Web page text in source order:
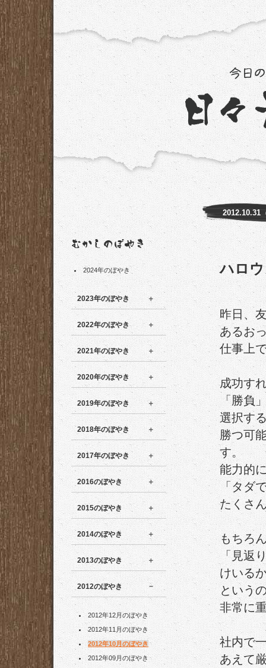
2024年のぼやき
2023年のぼやき
2022年のぼやき
2021年のぼやき
2020年のぼやき
2019年のぼやき
2018年のぼやき
2017年のぼやき
2016のぼやき
2015のぼやき
2014のぼやき
2013のぼやき
2012のぼやき
2012年12月のぼやき
2012年11月のぼやき
2012年10月のぼやき
2012年09月のぼやき
2012.10.31
ハロ
昨日、
あるお
仕事上
成功す
「勝負
選択す
勝つ可
す。
能力的
「タダ
たくさ
もちろ
「見返
けいる
という
非常に
社内で
あえて